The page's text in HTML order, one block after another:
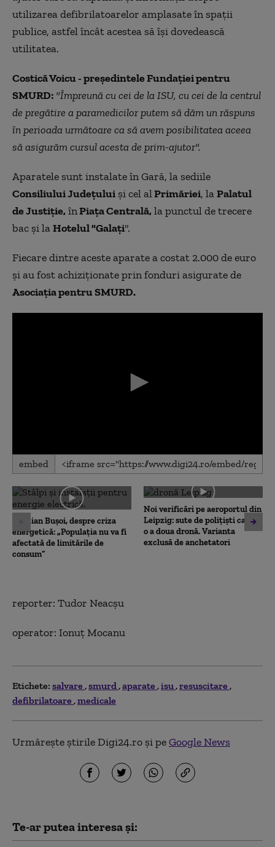
utilizarea defibrilatoarelor amplasate în spaţii
publice, astfel încât acestea să îşi dovedească
utilitatea.
Costică Voicu - preşedintele Fundaţiei pentru
SMURD: "Împreună cu cei de la ISU, cu cei de la centrul
de pregătire a paramedicilor putem să dăm un răspuns
în perioada următoare ca să avem posibilitatea aceea
să asigurăm cursul acesta de prim-ajutor".
Aparatele sunt instalate în Gară, la sediile
Consiliului Judeţului şi cel alPrimăriei, laPalatul
de Justiţie,înPiaţa Centrală,la punctul de trecere
bac şi laHotelul "Galaţi".
Fiecare dintre aceste aparate a costat 2.000 de euro
şi au fost achiziţionate prin fonduri asigurate de
Asociaţia pentru SMURD.
0
seconds
0
seconds
embed
Cristian Bușoi, despre criza
energetică: „Populația nu va fi
afectată de limitările de
consum”
Noi verificări pe aeroportul din
Leipzig: sute de polițiști caută
o a doua dronă. Varianta
exclusă de anchetatori
reporter: Tudor Neacşu
operator: Ionuţ Mocanu
Etichete: salvare smurd aparate isu resuscitare
defibrilatoare medicale
Urmărește știrile Digi24.ro și peGoogle News
Te-ar putea interesa și: